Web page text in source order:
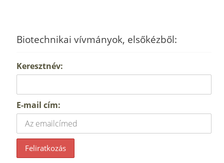
Biotechnikai vívmányok, elsőkézből:
Keresztnév:
E-mail cím: